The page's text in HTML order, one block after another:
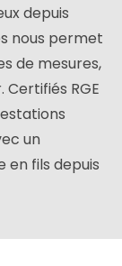
depuis
nous permet
de mesures,
RGE
un
en fils depuis